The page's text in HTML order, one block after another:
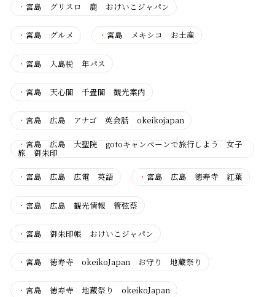
・ 宮島 グリスロ 鹿 おけいこジャパン
・ 宮島 グルメ ・ 宮島 メキシコ お土産
・ 宮島 入島税 年パス
・ 宮島 天心閣 千畳閣 観光案内
・ 宮島 広島 アナゴ 英会話 okeikojapan
・ 宮島 広島 大聖院 gotoキャンペーンで旅行しよう 女子
旅 御朱印
・ 宮島 広島 広電 英語 ・ 宮島 広島 徳寿寺 紅葉
・ 宮島 広島 観光情報 管弦蔡
・ 宮島 御朱印帳 おけいこジャパン
・ 宮島 徳寿寺 okeikoJapan お守り 地蔵祭り
・ 宮島 徳寿寺 地蔵祭り okeikoJapan